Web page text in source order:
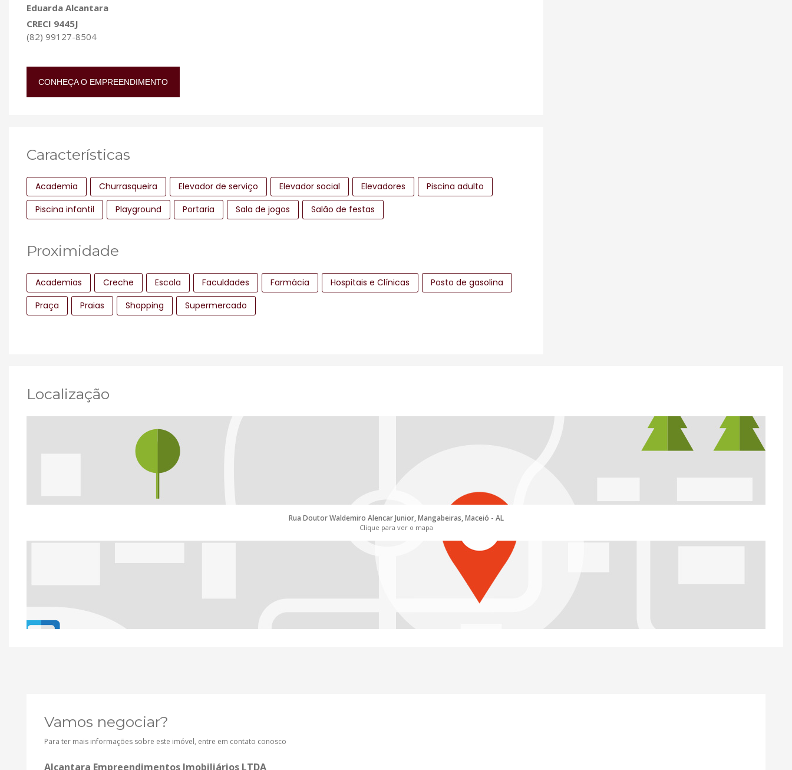
Eduarda Alcantara
CRECI 9445J
(82) 99127-8504
CONHEÇA O EMPREENDIMENTO
Características
Academia Churrasqueira Elevador de serviço Elevador social Elevadores
Piscina adulto
Piscina infantil
Playground Portaria Sala de jogos Salão de festas
Proximidade
Academias Creche Escola Faculdades Farmácia Hospitais e Clínicas
Posto de gasolina
Praça
Praias Shopping Supermercado
Localização
Rua Doutor Waldemiro Alencar Junior, Mangabeiras, Maceió - AL
Clique para ver o mapa
Vamos negociar?
Para ter mais informações sobre este imóvel, entre em contato conosco
Alcantara Empreendimentos Imobiliários LTDA